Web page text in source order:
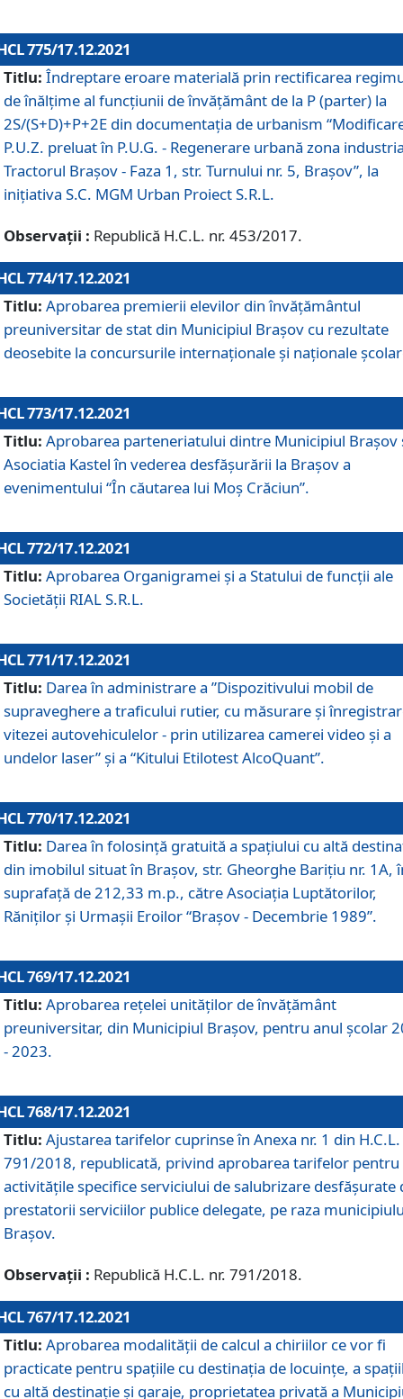
775/17.12.2021
Titlu: Îndreptare eroare materială prin rectificarea
de înălţime al funcţiunii de învăţământ de la P (parter) la
2S/(S+D)+P+2E din documentaţia de urbanism
P.U.Z. preluat în P.U.G. - Regenerare urbană zona
Tractorul Braşov - Faza 1, str. Turnului nr. 5, Braşov”, la
iniţiativa S.C. MGM Urban Proiect S.R.L.
Observații : Republică H.C.L. nr. 453/2017.
774/17.12.2021
Titlu: Aprobarea premierii elevilor din învățământul
preuniversitar de stat din Municipiul Brașov cu rezultate
deosebite la concursurile internaționale și naționale
773/17.12.2021
Titlu: Aprobarea parteneriatului dintre Municipiul Brașov
Asociatia Kastel în vederea desfăşurării la Brașov a
evenimentului “În căutarea lui Moș Crăciun”.
772/17.12.2021
Titlu: Aprobarea Organigramei şi a Statului de funcţii ale
Societăţii RIAL S.R.L.
771/17.12.2021
Titlu: Darea în administrare a ”Dispozitivului mobil de
supraveghere a traficului rutier, cu măsurare și
vitezei autovehiculelor - prin utilizarea camerei video și a
undelor laser” și a “Kitului Etilotest AlcoQuant”.
770/17.12.2021
Titlu: Darea în folosinţă gratuită a spaţiului cu altă
din imobilul situat în Braşov, str. Gheorghe Bariţiu nr. 1A,
suprafaţă de 212,33 m.p., către Asociaţia Luptătorilor,
Răniţilor şi Urmaşii Eroilor “Braşov - Decembrie 1989”.
769/17.12.2021
Titlu: Aprobarea reţelei unităţilor de învăţământ
preuniversitar, din Municipiul Braşov, pentru anul şcolar
- 2023.
768/17.12.2021
Titlu: Ajustarea tarifelor cuprinse în Anexa nr. 1 din H.C.L.
791/2018, republicată, privind aprobarea tarifelor pentru
activităţile specifice serviciului de salubrizare desfăşurate
prestatorii serviciilor publice delegate, pe raza
Braşov.
Observații : Republică H.C.L. nr. 791/2018.
767/17.12.2021
Titlu: Aprobarea modalității de calcul a chiriilor ce vor fi
practicate pentru spaţiile cu destinaţia de locuinţe, a
cu altă destinaţie şi garaje, proprietatea privată a